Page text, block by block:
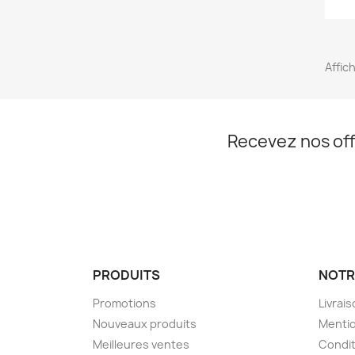
Recevez nos
PRODUITS
Promotions
Nouveaux produits
Meilleures ventes